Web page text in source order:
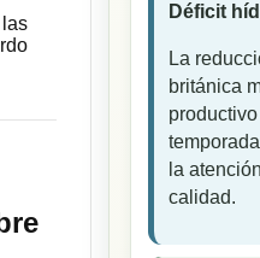
Déficit
La
británica
la
calidad.